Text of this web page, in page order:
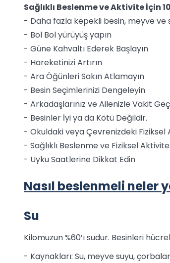
Sağlıklı Beslenme ve Aktivite İçin
- Daha fazla kepekli besin, meyve ve
- Bol Bol yürüyüş yapın
- Güne Kahvaltı Ederek Başlayın
- Hareketinizi Artırın
- Ara Öğünleri Sakın Atlamayın
- Besin Seçimlerinizi Dengeleyin
- Arkadaşlarınız ve Ailenizle Vakit
- Besinler İyi ya da Kötü Değildir.
- Okuldaki veya Çevrenizdeki Fiziksel
- Sağlıklı Beslenme ve Fiziksel
- Uyku Saatlerine Dikkat Edin
Nasıl beslenmeli neler
Su
Kilomuzun %60’ı sudur. Besinleri
- Kaynakları: Su, meyve suyu,